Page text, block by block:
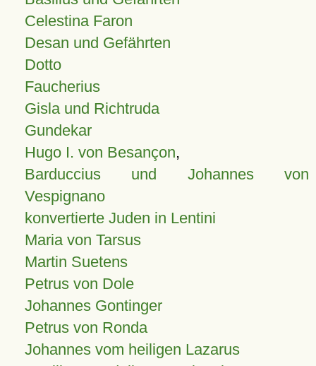
Celestina Faron
Desan und Gefährten
Dotto
Faucherius
Gisla und Richtruda
Gundekar
Hugo I. von Besançon,
Barduccius und Johannes von
Vespignano
konvertierte Juden in Lentini
Maria von Tarsus
Martin Suetens
Petrus von Dole
Johannes Gontinger
Petrus von Ronda
Johannes vom heiligen Lazarus